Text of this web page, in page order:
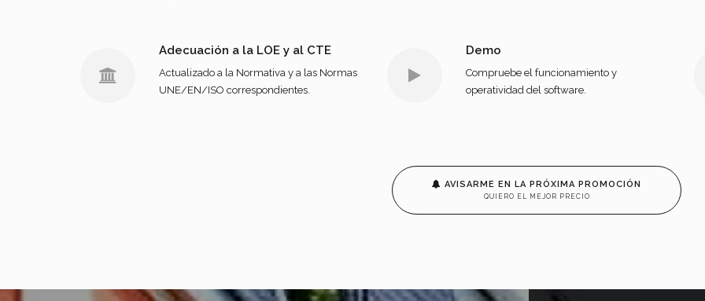
Adecuación a la LOE y al CTE
Actualizado a la Normativa y a las Normas
UNE/EN/ISO correspondientes.
Demo
Compruebe el funcionamiento y
operatividad del software.
AVISARME EN LA PRÓXIMA PROMOCIÓN
QUIERO EL MEJOR PRECIO